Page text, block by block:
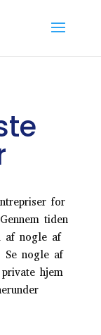
for
tiden
af nogle af
Se nogle af
hjem